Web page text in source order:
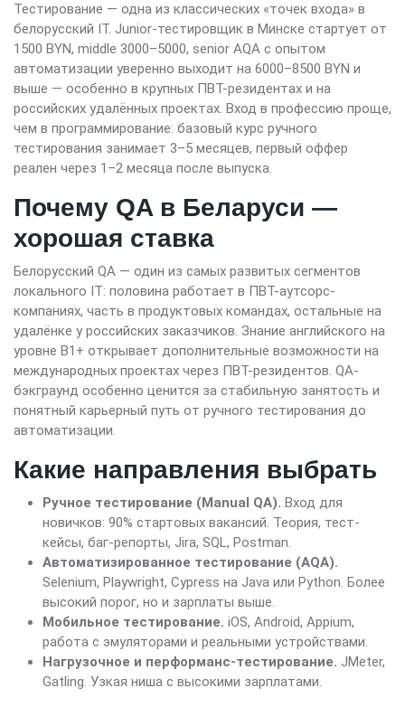
Тестирование — одна из классических «точек входа» в
белорусский IT. Junior-тестировщик в Минске стартует от
1500 BYN, middle 3000–5000, senior AQA с опытом
автоматизации уверенно выходит на 6000–8500 BYN и
выше — особенно в крупных ПВТ-резидентах и на
российских удалённых проектах. Вход в профессию проще,
чем в программирование: базовый курс ручного
тестирования занимает 3–5 месяцев, первый оффер
реален через 1–2 месяца после выпуска.
Почему QA в Беларуси —
хорошая ставка
Белорусский QA — один из самых развитых сегментов
локального IT: половина работает в ПВТ-аутсорс-
компаниях, часть в продуктовых командах, остальные на
удалёнке у российских заказчиков. Знание английского на
уровне B1+ открывает дополнительные возможности на
международных проектах через ПВТ-резидентов. QA-
бэкграунд особенно ценится за стабильную занятость и
понятный карьерный путь от ручного тестирования до
автоматизации.
Какие направления выбрать
Ручное тестирование (Manual QA). Вход для
новичков: 90% стартовых вакансий. Теория, тест-
кейсы, баг-репорты, Jira, SQL, Postman.
Автоматизированное тестирование (AQA).
Selenium, Playwright, Cypress на Java или Python. Более
высокий порог, но и зарплаты выше.
Мобильное тестирование. iOS, Android, Appium,
работа с эмуляторами и реальными устройствами.
Нагрузочное и перформанс-тестирование. JMeter,
Gatling. Узкая ниша с высокими зарплатами.